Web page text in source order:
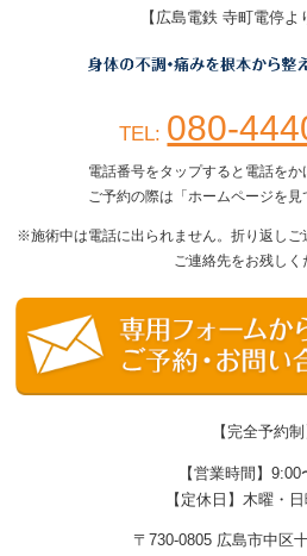
【広島電鉄 寺町電停よ
TEL: 080-
電話番号をタップすると電話をか
ご予約の際は「ホームページを見
※施術中は電話に出られません。折り返しご
ご連絡先をお残しく
【完全予約制
【営業時間】
【定休日】木曜・
〒730-0805 広島市中区